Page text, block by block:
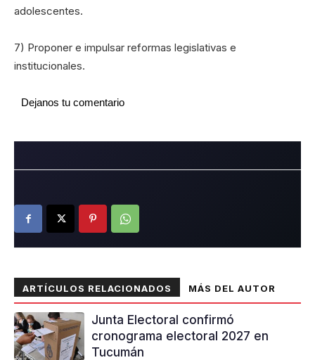
adolescentes.
7) Proponer e impulsar reformas legislativas e
institucionales.
Dejanos tu comentario
ARTÍCULOS RELACIONADOS MÁS DEL AUTOR
Junta Electoral confirmó
cronograma electoral 2027 en
Tucumán